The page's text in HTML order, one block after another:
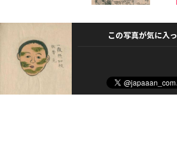
この写真が気に入